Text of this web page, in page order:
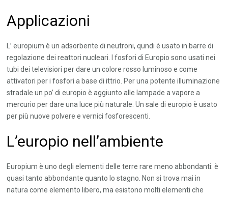
Applicazioni
L’ europium è un adsorbente di neutroni, qundi è usato in barre di
regolazione dei reattori nucleari. I fosfori di Europio sono usati nei
tubi dei televisiori per dare un colore rosso luminoso e come
attivatori per i fosfori a base di ittrio. Per una potente illuminazione
stradale un po’ di europio è aggiunto alle lampade a vapore a
mercurio per dare una luce più naturale. Un sale di europio è usato
per più nuove polvere e vernici fosforescenti.
L’europio nell’ambiente
Europium è uno degli elementi delle terre rare meno abbondanti: è
quasi tanto abbondante quanto lo stagno. Non si trova mai in
natura come elemento libero, ma esistono molti elementi che